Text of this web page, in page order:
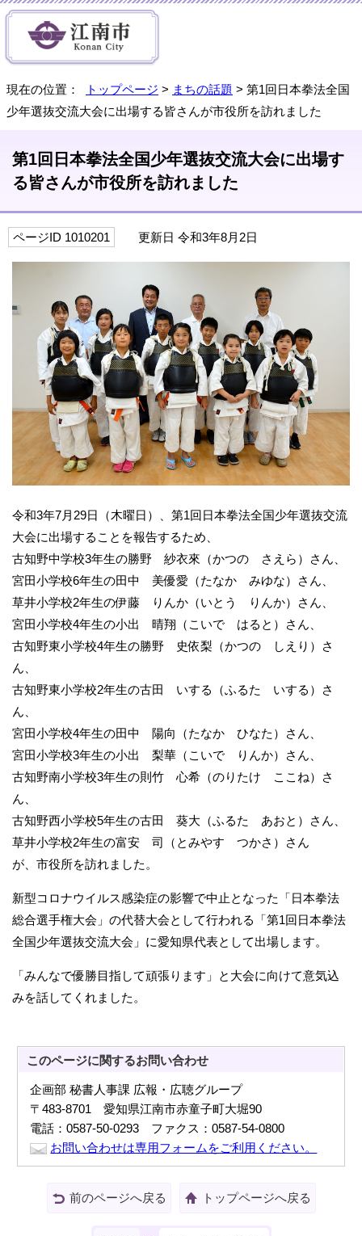
現在の位置： トップページ > まちの話題 > 第1回日本拳法全国
少年選抜交流大会に出場する皆さんが市役所を訪れました
第1回日本拳法全国少年選抜交流大会に出場す
る皆さんが市役所を訪れました
ページID 1010201 更新日 令和3年8月2日
令和3年7月29日（木曜日）、第1回日本拳法全国少年選抜交流
大会に出場することを報告するため、
古知野中学校3年生の勝野 紗衣來（かつの さえら）さん、
宮田小学校6年生の田中 美優愛（たなか みゆな）さん、
草井小学校2年生の伊藤 りんか（いとう りんか）さん、
宮田小学校4年生の小出 晴翔（こいで はると）さん、
古知野東小学校4年生の勝野 史依梨（かつの しえり）さ
ん、
古知野東小学校2年生の古田 いする（ふるた いする）さ
ん、
宮田小学校4年生の田中 陽向（たなか ひなた）さん、
宮田小学校3年生の小出 梨華（こいで りんか）さん、
古知野南小学校3年生の則竹 心希（のりたけ ここね）さ
ん、
古知野西小学校5年生の古田 葵大（ふるた あおと）さん、
草井小学校2年生の富安 司（とみやす つかさ）さん
が、市役所を訪れました。
新型コロナウイルス感染症の影響で中止となった「日本拳法
総合選手権大会」の代替大会として行われる「第1回日本拳法
全国少年選抜交流大会」に愛知県代表として出場します。
「みんなで優勝目指して頑張ります」と大会に向けて意気込
みを話してくれました。
このページに関するお問い合わせ
企画部 秘書人事課 広報・広聴グループ
〒483-8701 愛知県江南市赤童子町大堀90
電話：0587-50-0293 ファクス：0587-54-0800
お問い合わせは専用フォームをご利用ください。
前のページへ戻る トップページへ戻る